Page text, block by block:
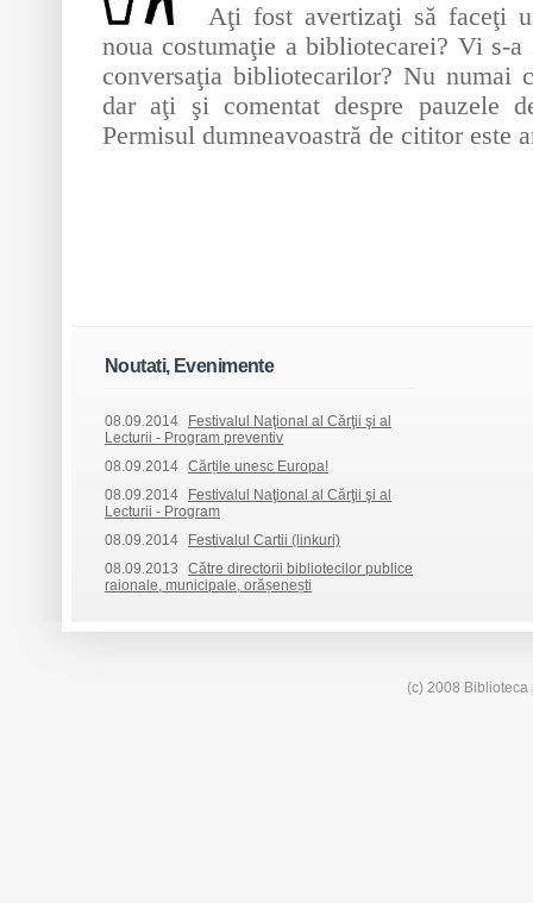
Aţi fost avertizaţi să faceţi
noua costumaţie a bibliotecarei? Vi s-a
conversaţia bibliotecarilor? Nu numai
dar aţi şi comentat despre pauzele
Permisul dumneavoastră de cititor este
Noutati, Evenimente
08.09.2014
Festivalul Naţional al Cărţii şi al
Lecturii - Program preventiv
08.09.2014 Cărțile unesc Europa!
08.09.2014
Festivalul Naţional al Cărţii şi al
Lecturii - Program
08.09.2014
Festivalul Cartii (linkuri)
08.09.2013
Către directorii bibliotecilor publice
raionale, municipale, orășenești
(c) 2008 Biblioteca